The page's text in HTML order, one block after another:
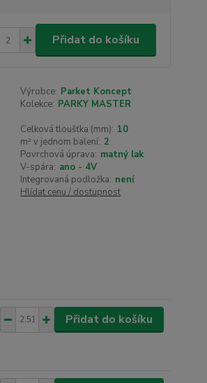
Přidat do košíku
Výrobce: Parket Koncept
Kolekce: PARKY MASTER
Celková tloušťka (mm): 10
m² v jednom balení: 2
Povrchová úprava: matný lak
V-spára: ano - 4V
Integrovaná podložka: není
Hlídat cenu / dostupnost
Přidat do košíku